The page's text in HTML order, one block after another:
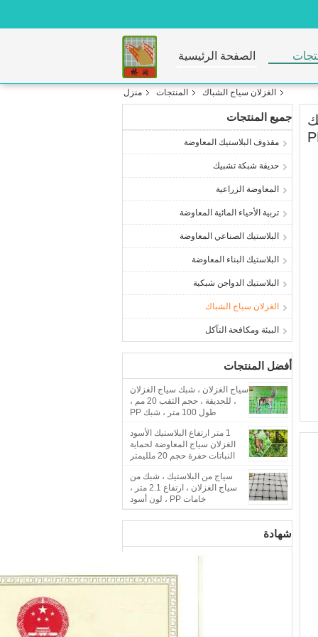
الصفحة الرئيسية
منزل المنتجات الغزلان سياج الشباك
جميع المنتجات
مقذوف البلاستيك المعاوضة
حديقة شبكة تشبيك
المعاوضة الزراعية
تربية الأحياء المائية المعاوضة
البلاستيك الصناعي المعاوضة
البلاستيك البناء المعاوضة
البلاستيك الدواجن شبكية
الغزلان سياج الشباك
البيئة ومكافحة التآكل
أفضل المنتجات
سياج الغزلان ، شبك سياج الغزلان
، للحديقة ، حجم الثقب 20 مم ،
طول 100 متر ، شبك PP
1 متر ارتفاع البلاستيك الأسود
الغزلان سياج المعاوضة لحماية
النباتات حفرة حجم 20 ملليمتر
سياج من البلاستيك ، شبك من
سياج الغزلان ، ارتفاع 2.1 متر ،
خامات PP ، لون أسود
شهادة
، شبك